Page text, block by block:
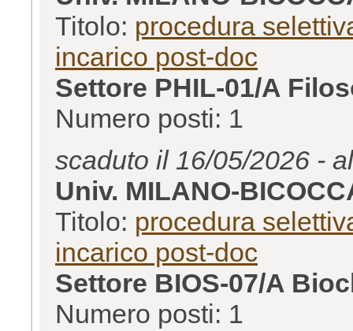
Titolo: procedura
incarico post-doc
Settore PHIL-01/A
Numero posti: 1
scaduto il 16/05/2026 -
Univ. MILANO-
Titolo: procedura
incarico post-doc
Settore BIOS-07/A
Numero posti: 1